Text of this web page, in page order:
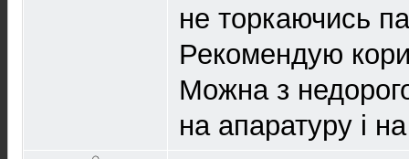
не торкаючись
Рекомендую
Можна з
на апаратуру і